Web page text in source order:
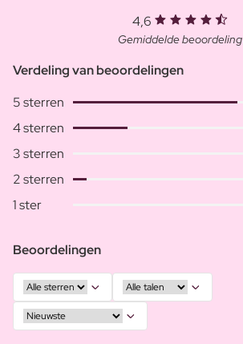
4,6
Gemiddelde beoordeling
Verdeling van beoordelingen
5 sterren
4 sterren
3 sterren
2 sterren
1 ster
Beoordelingen